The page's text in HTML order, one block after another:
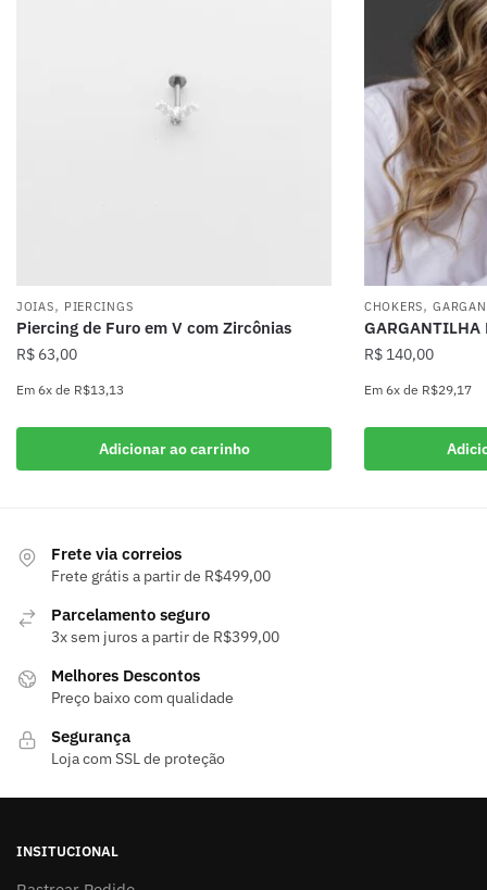
JOIAS, PIERCINGS
Piercing de Furo em V com Zircônias
R$ 63,00
Em 6x de R$13,13
Adicionar ao carrinho
CHOKERS,
GARGANTILHA
R$ 140,00
Em 6x de R$29,17
Frete via correios
Frete grátis a partir de R$499,00
Parcelamento seguro
3x sem juros a partir de R$399,00
Melhores Descontos
Preço baixo com qualidade
Segurança
Loja com SSL de proteção
INSITUCIONAL